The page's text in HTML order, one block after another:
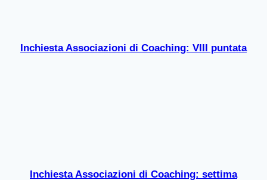
Inchiesta Associazioni di Coaching: VIII puntata
Inchiesta Associazioni di Coaching: settima